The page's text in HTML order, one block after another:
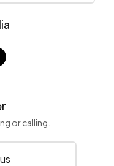
or calling.